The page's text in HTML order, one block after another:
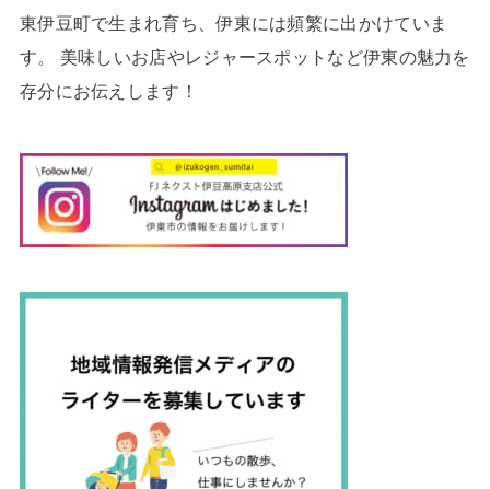
東伊豆町で生まれ育ち、伊東には頻繁に出かけていま
す。 美味しいお店やレジャースポットなど伊東の魅力を
存分にお伝えします！